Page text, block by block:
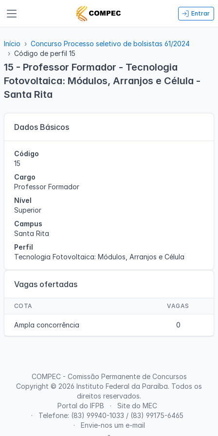
Entrar
Início
Concurso Processo seletivo de bolsistas 61/2024
Código de perfil 15
15 - Professor Formador - Tecnologia
Fotovoltaica: Módulos, Arranjos e Célula -
Santa Rita
Dados Básicos
Código
15
Cargo
Professor Formador
Nível
Superior
Campus
Santa Rita
Perfil
Tecnologia Fotovoltaica: Módulos, Arranjos e Célula
Vagas ofertadas
COTA VAGAS
Ampla concorrência 0
Portal do IFPB
Site do MEC
Telefone: (83) 99940-1033 / (83) 99175-6465
Envie-nos um e-mail
COMPEC - Comissão Permanente de Concursos
Copyright © 2026 Instituto Federal da Paraíba. Todos os
direitos reservados.